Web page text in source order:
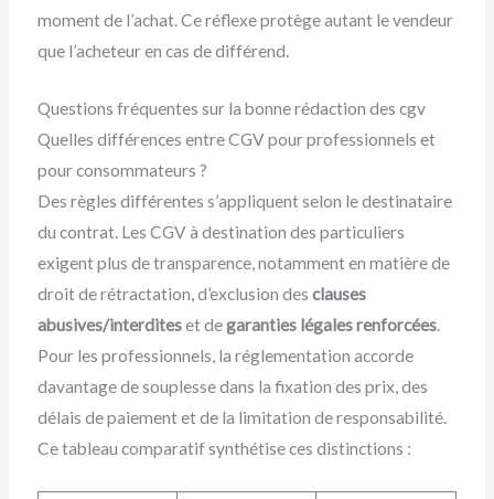
moment de l’achat. Ce réflexe protège autant le vendeur
que l’acheteur en cas de différend.
Questions fréquentes sur la bonne rédaction des cgv
Quelles différences entre CGV pour professionnels et
pour consommateurs ?
Des règles différentes s’appliquent selon le destinataire
du contrat. Les CGV à destination des particuliers
exigent plus de transparence, notamment en matière de
droit de rétractation, d’exclusion des clauses
abusives/interditeset degaranties légales renforcées.
Pour les professionnels, la réglementation accorde
davantage de souplesse dans la fixation des prix, des
délais de paiement et de la limitation de responsabilité.
Ce tableau comparatif synthétise ces distinctions :